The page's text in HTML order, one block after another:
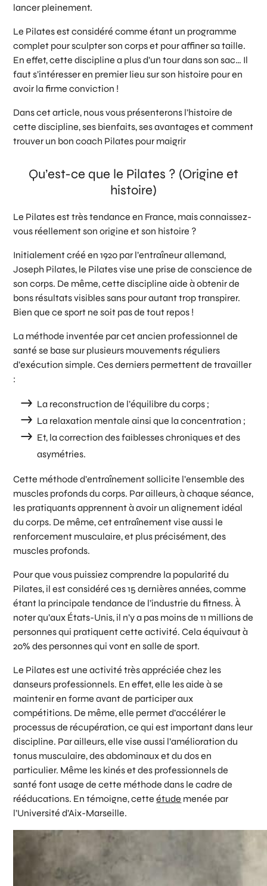
lancer pleinement.
Le Pilates est considéré comme étant un programme
complet pour sculpter son corps et pour affiner sa taille.
En effet, cette discipline a plus d’un tour dans son sac… Il
faut s’intéresser en premier lieu sur son histoire pour en
avoir la firme conviction !
Dans cet article, nous vous présenterons l’histoire de
cette discipline, ses bienfaits, ses avantages et comment
trouver un bon coach Pilates pour maigrir
Qu’est-ce que le Pilates ? (Origine et
histoire)
Le Pilates est très tendance en France, mais connaissez-
vous réellement son origine et son histoire ?
Initialement créé en 1920 par l’entraîneur allemand,
Joseph Pilates, le Pilates vise une prise de conscience de
son corps. De même, cette discipline aide à obtenir de
bons résultats visibles sans pour autant trop transpirer.
Bien que ce sport ne soit pas de tout repos !
La méthode inventée par cet ancien professionnel de
santé se base sur plusieurs mouvements réguliers
d’exécution simple. Ces derniers permettent de travailler
:
La reconstruction de l’équilibre du corps ;
La relaxation mentale ainsi que la concentration ;
Et, la correction des faiblesses chroniques et des
asymétries.
Cette méthode d’entraînement sollicite l’ensemble des
muscles profonds du corps. Par ailleurs, à chaque séance,
les pratiquants apprennent à avoir un alignement idéal
du corps. De même, cet entraînement vise aussi le
renforcement musculaire, et plus précisément, des
muscles profonds.
Pour que vous puissiez comprendre la popularité du
Pilates, il est considéré ces 15 dernières années, comme
étant la principale tendance de l’industrie du fitness. À
noter qu’aux États-Unis, il n’y a pas moins de 11 millions de
personnes qui pratiquent cette activité. Cela équivaut à
20% des personnes qui vont en salle de sport.
Le Pilates est une activité très appréciée chez les
danseurs professionnels. En effet, elle les aide à se
maintenir en forme avant de participer aux
compétitions. De même, elle permet d’accélérer le
processus de récupération, ce qui est important dans leur
discipline. Par ailleurs, elle vise aussi l’amélioration du
tonus musculaire, des abdominaux et du dos en
particulier. Même les kinés et des professionnels de
santé font usage de cette méthode dans le cadre de
rééducations. En témoigne, cetteétude menée par
l’Université d’Aix-Marseille.